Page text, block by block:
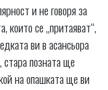
и не говоря за
които се „притаяват“,
ви в асансьора
позната ще
на опашката ще ви